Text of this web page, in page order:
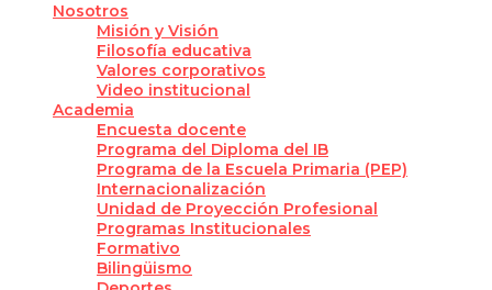
Nosotros
Misión y Visión
Filosofía educativa
Valores corporativos
Video institucional
Academia
Encuesta docente
Programa del Diploma del IB
Programa de la Escuela Primaria (PEP)
Internacionalización
Unidad de Proyección Profesional
Programas Institucionales
Formativo
Bilingüismo